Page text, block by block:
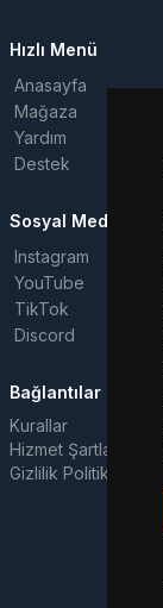
Hızlı Menü
Anasayfa
Mağaza
Yardım
Destek
Sosyal Medya
Instagram
YouTube
TikTok
Discord
Bağlantılar
Kurallar
Hizmet Şartları
Gizlilik Politikası